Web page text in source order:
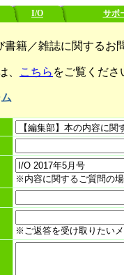
I/O サポ
籍／雑誌に関するお
、 こちら をご覧くださ
※内容に関するご質問の
※ご返答を受け取りたい